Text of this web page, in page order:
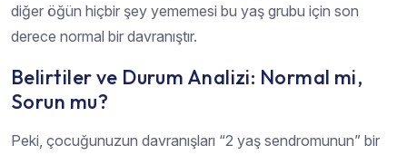
diğer öğün hiçbir şey yememesi bu yaş grubu için son
derece normal bir davranıştır.
Belirtiler ve Durum Analizi: Normal mi,
Sorun mu?
Peki, çocuğunuzun davranışları “2 yaş sendromunun” bir